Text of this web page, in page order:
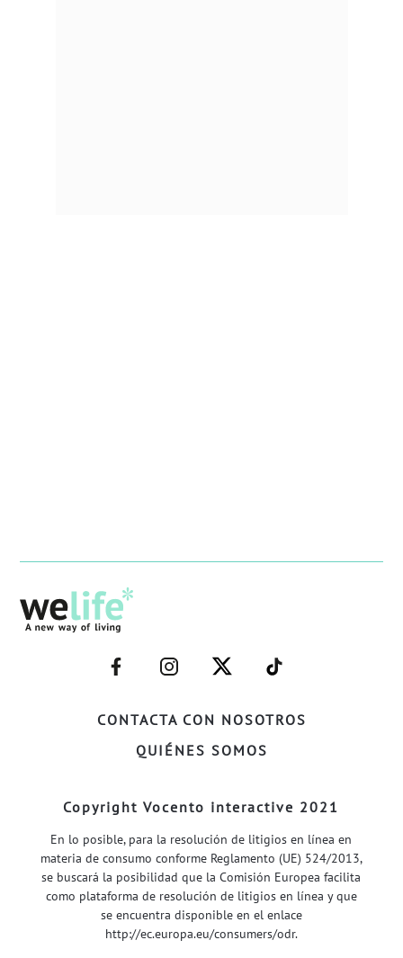
CONTACTA CON NOSOTROS
QUIÉNES SOMOS
–
FACEBOOK–
–
INSTAGRAM–
–
TWITTER–
–
WELIFE–
Copyright Vocento interactive 2021
En lo posible, para la resolución de litigios en línea en
materia de consumo conforme Reglamento (UE) 524/2013,
se buscará la posibilidad que la Comisión Europea facilita
como plataforma de resolución de litigios en línea y que
se encuentra disponible en el enlace
http://ec.europa.eu/consumers/odr.